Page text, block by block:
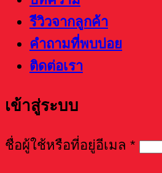
รีวิวจากลูกค้า
คำถามที่พบบ่อย
ติดต่อเรา
เข้าสู่ระบบ
ชื่อผู้ใช้หรือที่อยู่อีเมล *